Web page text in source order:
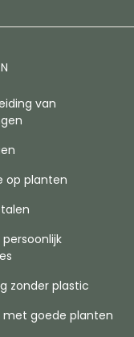
van
op planten
zonder plastic
met goede planten